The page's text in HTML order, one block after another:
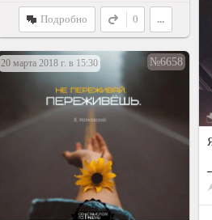
Подробно 0 ...
20 марта 2018 г. в 15:30 №6658